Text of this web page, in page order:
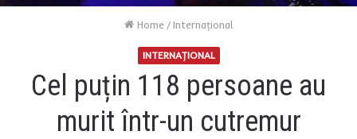
Home / Internaţional
INTERNAŢIONAL
Cel puțin 118 persoane au
murit într-un cutremur